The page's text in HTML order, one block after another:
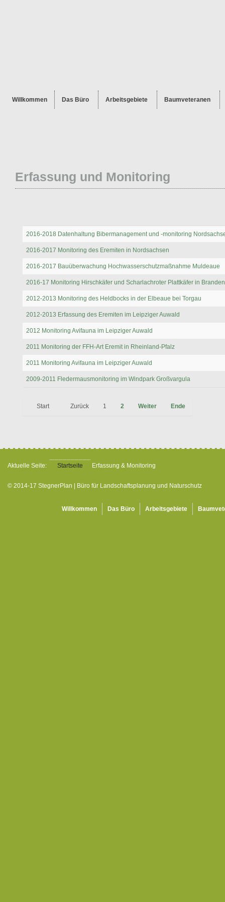
Willkommen Das Büro Arbeitsgebiete Baumveteranen
Erfassung und Monitoring
2016-2018 Datenhaltung Bibermanagement und -monitoring
2016-2017 Monitoring des Eremiten in Nordsachsen
2016-2017 Bauüberwachung Hochwasserschutzmaßnahme Muldeaue
2016-17 Monitoring Hirschkäfer und Scharlachroter Plattkäfer in
2012-2013 Monitoring des Heldbocks in der Elbeaue bei Torgau
2012-2013 Erfassung des Eremiten im Leipziger Auwald
2012 Monitoring Avifauna im Leipziger Auwald
2011 Monitoring der FFH-Art Eremit in Rheinland-Pfalz
2011 Monitoring Avifauna im Leipziger Auwald
2009-2011 Fledermausmonitoring im Windpark Großvargula
Start Zurück 1 2 Weiter Ende
Aktuelle Seite: Startseite Erfassung & Monitoring
© 2014-17 StegnerPlan | Büro für Landschaftsplanung und Naturschutz
Willkommen Das Büro Arbeitsgebiete